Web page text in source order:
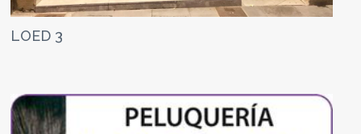
LOED 3